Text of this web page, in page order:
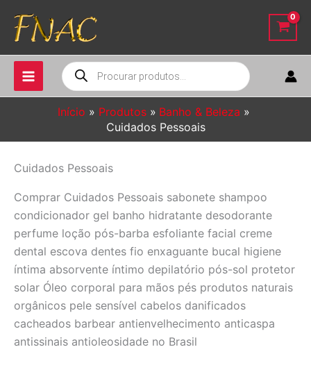
para
conteúdo
Pesquisar
produtos
Início Produtos
Banho & Beleza
Cuidados Pessoais
Cuidados Pessoais
Comprar Cuidados Pessoais sabonete shampoo
condicionador gel banho hidratante desodorante
perfume loção pós-barba esfoliante facial creme
dental escova dentes fio enxaguante bucal higiene
íntima absorvente íntimo depilatório pós-sol protetor
solar Óleo corporal para mãos pés produtos naturais
orgânicos pele sensível cabelos danificados
cacheados barbear antienvelhecimento anticaspa
antissinais antioleosidade no Brasil